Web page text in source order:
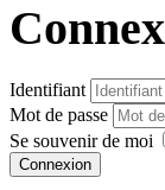
Identifiant
Mot de passe
Se souvenir de moi
Connexion